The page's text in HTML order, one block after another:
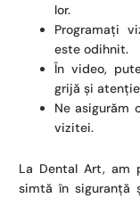
lor.
Programați
este odihnit.
În video,
grijă și
Ne asigurăm
vizitei.
La Dental Art,
simtă în siguranță